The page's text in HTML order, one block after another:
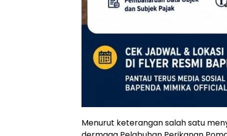
Menurut keterangan salah satu